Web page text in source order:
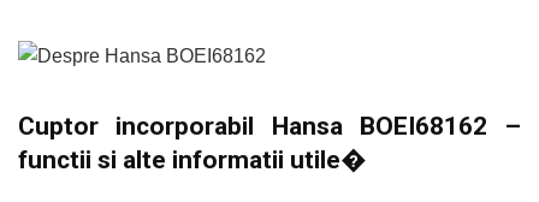
Cuptor incorporabil Hansa BOEI68162 –
functii si alte informatii utile�